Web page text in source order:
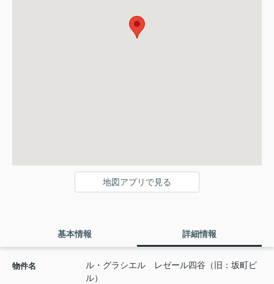
地図アプリで見る
基本情報 詳細情報
物件名
ル・グラシエル レゼール四谷（旧：坂町ビ
ル）